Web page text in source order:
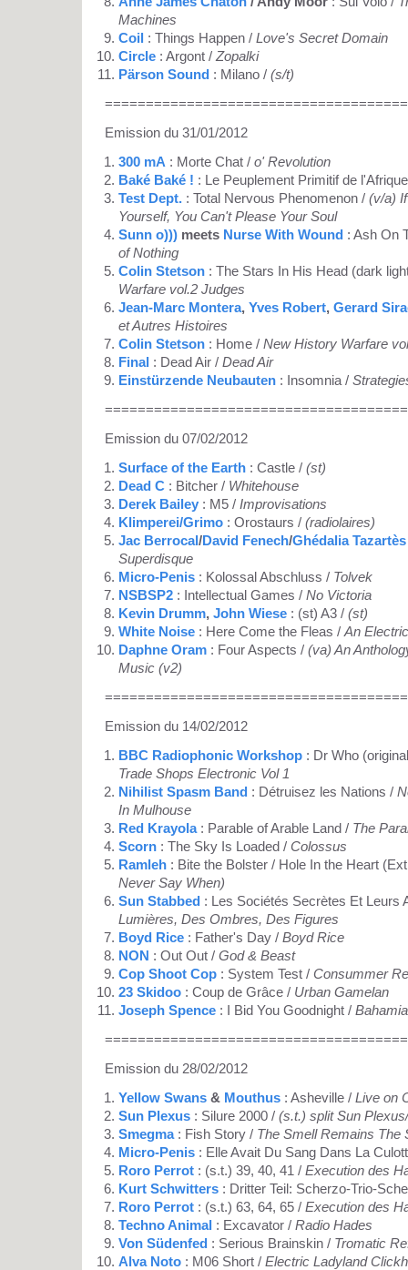
Machines
Coil : Things Happen / Love's Secret Domain
Circle : Argont / Zopalki
Pärson Sound : Milano / (s/t)
Emission du 31/01/2012
300 mA : Morte Chat / o' Revolution
Baké Baké ! : Le Peuplement Primitif de
Test Dept. : Total Nervous Phenomenon / (v/a)
Yourself, You Can't Please Your Soul
Sunn o))) meets Nurse With Wound : Ash On
of Nothing
Colin Stetson : The Stars In His Head (dark
Warfare vol.2 Judges
Jean-Marc Montera, Yves Robert, Gerard
et Autres Histoires
Colin Stetson : Home / New History Warfare
Final : Dead Air / Dead Air
Einstürzende Neubauten : Insomnia /
Emission du 07/02/2012
Surface of the Earth : Castle / (st)
Dead C : Bitcher / Whitehouse
Derek Bailey : M5 / Improvisations
Klimperei/Grimo : Orostaurs / (radiolaires)
Jac Berrocal/David Fenech/Ghédalia Tazartès
Superdisque
Micro-Penis : Kolossal Abschluss / Tolvek
NSBSP2 : Intellectual Games / No Victoria
Kevin Drumm, John Wiese : (st) A3 / (st)
White Noise : Here Come the Fleas / An
Daphne Oram : Four Aspects / (va) An
Music (v2)
Emission du 14/02/2012
BBC Radiophonic Workshop : Dr Who
Trade Shops Electronic Vol 1
Nihilist Spasm Band : Détruisez les Nations /
In Mulhouse
Red Krayola: Parable of Arable Land / The
Scorn : The Sky Is Loaded / Colossus
Ramleh : Bite the Bolster / Hole In the Heart
Never Say When)
Sun Stabbed : Les Sociétés Secrètes Et Leurs
Lumières, Des Ombres, Des Figures
Boyd Rice : Father's Day / Boyd Rice
NON : Out Out / God & Beast
Cop Shoot Cop : System Test / Consummer
23 Skidoo : Coup de Grâce / Urban Gamelan
Joseph Spence : I Bid You Goodnight /
Emission du 28/02/2012
Yellow Swans & Mouthus : Asheville / Live on
Sun Plexus : Silure 2000 / (s.t.) split Sun
Smegma: Fish Story / The Smell Remains The
Micro-Penis : Elle Avait Du Sang Dans La
Roro Perrot : (s.t.) 39, 40, 41 / Execution des
Kurt Schwitters : Dritter Teil: Scherzo-Trio-
Roro Perrot : (s.t.) 63, 64, 65 / Execution des
Techno Animal : Excavator / Radio Hades
Von Südenfed : Serious Brainskin / Tromatic
Alva Noto : M06 Short / Electric Ladyland